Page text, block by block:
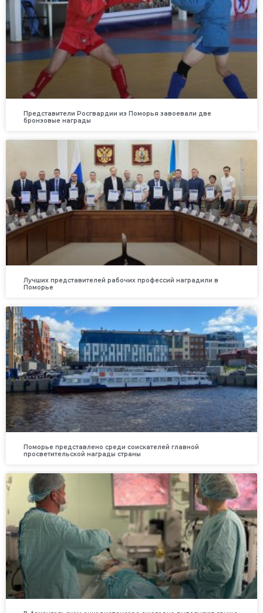
Представители Росгвардии из Поморья завоевали две
бронзовые награды
Лучших представителей рабочих профессий наградили в
Поморье
Поморье представлено среди соискателей главной
просветительской награды страны